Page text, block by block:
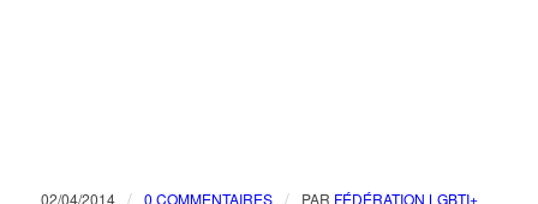
02/04/2014 / 0 COMMENTAIRES / PAR FÉDÉRATION LGBTI+